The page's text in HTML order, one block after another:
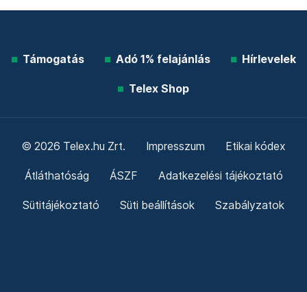
Támogatás Adó 1% felajánlás Hírlevelek
Telex Shop
© 2026 Telex.hu Zrt. Impresszum Etikai kódex
Átláthatóság ÁSZF Adatkezelési tájékoztató
Sütitájékoztató Süti beállítások Szabályzatok